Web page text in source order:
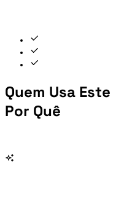
Quem Usa
Por Quê